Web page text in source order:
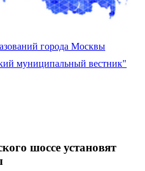
шоссе установят